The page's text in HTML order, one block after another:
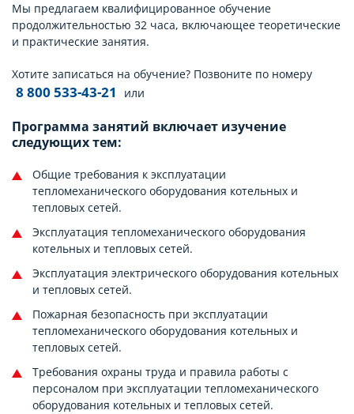
Мы предлагаем квалифицированное обучение
продолжительностью 32 часа, включающее теоретические
и практические занятия.
Хотите записаться на обучение? Позвоните по номеру
8 800 533-43-21 или
Программа занятий включает изучение
следующих тем:
Общие требования к эксплуатации
тепломеханического оборудования котельных и
тепловых сетей.
Эксплуатация тепломеханического оборудования
котельных и тепловых сетей.
Эксплуатация электрического оборудования котельных
и тепловых сетей.
Пожарная безопасность при эксплуатации
тепломеханического оборудования котельных и
тепловых сетей.
Требования охраны труда и правила работы с
персоналом при эксплуатации тепломеханического
оборудования котельных и тепловых сетей.